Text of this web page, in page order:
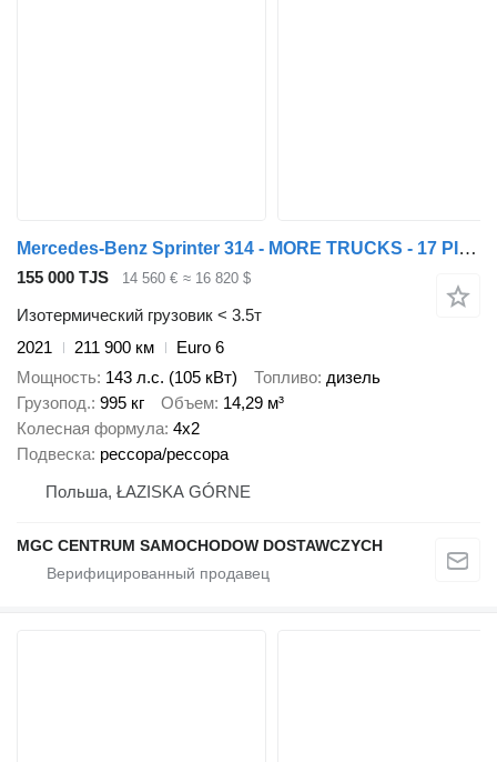
Mercedes-Benz Sprinter 314 - MORE TRUCKS - 17 PIECES
155 000 TJS 14 560 € ≈ 16 820 $
Изотермический грузовик < 3.5т
2021
211 900 км
Euro 6
Мощность 143 л.с. (105 кВт) Топливо дизель
Грузопод. 995 кг Объем 14,29 м³
Колесная формула 4x2
Подвеска рессора/рессора
Польша, ŁAZISKA GÓRNE
MGC CENTRUM SAMOCHODOW DOSTAWCZYCH